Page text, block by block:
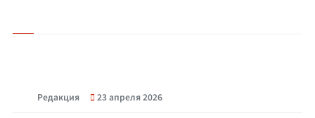
Редакция 23 апреля 2026